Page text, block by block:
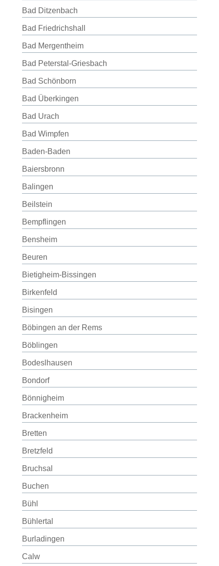
Bad Ditzenbach
Bad Friedrichshall
Bad Mergentheim
Bad Peterstal-Griesbach
Bad Schönborn
Bad Überkingen
Bad Urach
Bad Wimpfen
Baden-Baden
Baiersbronn
Balingen
Beilstein
Bempflingen
Bensheim
Beuren
Bietigheim-Bissingen
Birkenfeld
Bisingen
Böbingen an der Rems
Böblingen
Bodeslhausen
Bondorf
Bönnigheim
Brackenheim
Bretten
Bretzfeld
Bruchsal
Buchen
Bühl
Bühlertal
Burladingen
Calw